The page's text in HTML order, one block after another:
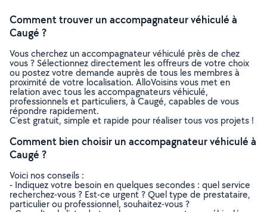
Comment trouver un accompagnateur véhiculé à
Caugé ?
Vous cherchez un accompagnateur véhiculé près de chez
vous ? Sélectionnez directement les offreurs de votre choix
ou postez votre demande auprès de tous les membres à
proximité de votre localisation. AlloVoisins vous met en
relation avec tous les accompagnateurs véhiculé,
professionnels et particuliers, à Caugé, capables de vous
répondre rapidement.
C’est gratuit, simple et rapide pour réaliser tous vos projets !
Comment bien choisir un accompagnateur véhiculé à
Caugé ?
Voici nos conseils :
- Indiquez votre besoin en quelques secondes : quel service
recherchez-vous ? Est-ce urgent ? Quel type de prestataire,
particulier ou professionnel, souhaitez-vous ?